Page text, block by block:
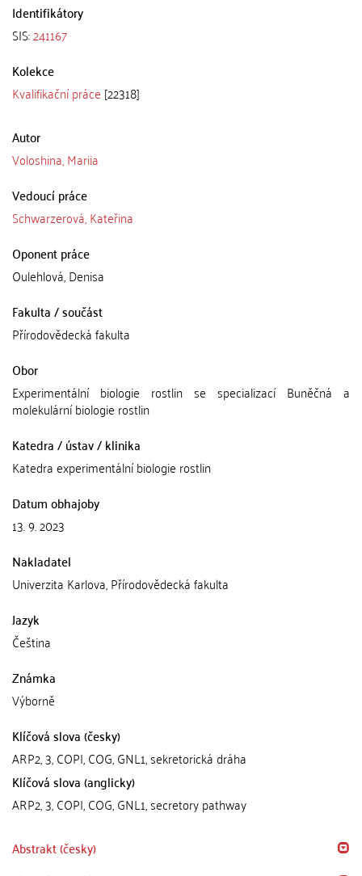
Identifikátory
SIS:241167
Kolekce
Kvalifikační práce [22318]
Autor
Voloshina, Mariia
Vedoucí práce
Schwarzerová, Kateřina
Oponent práce
Oulehlová, Denisa
Fakulta / součást
Přírodovědecká fakulta
Obor
Experimentální biologie rostlin se specializací Buněčná a
molekulární biologie rostlin
Katedra / ústav / klinika
Katedra experimentální biologie rostlin
Datum obhajoby
13. 9. 2023
Nakladatel
Univerzita Karlova, Přírodovědecká fakulta
Jazyk
Čeština
Známka
Výborně
Klíčová slova (česky)
ARP2, 3, COPI, COG, GNL1, sekretorická dráha
Klíčová slova (anglicky)
ARP2, 3, COPI, COG, GNL1, secretory pathway
Abstrakt (česky)